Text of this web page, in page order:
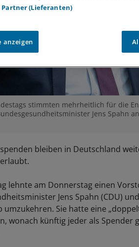
stimmten mehrheitlich für die
Jens Spahn
bleiben in Deutschland
lehnte am Donnerstag einen
Jens Spahn (CDU)
umzukehren. Sie hatte eine
wonach künftig jeder als Spender
Partner (Lieferanten)
anzeigen